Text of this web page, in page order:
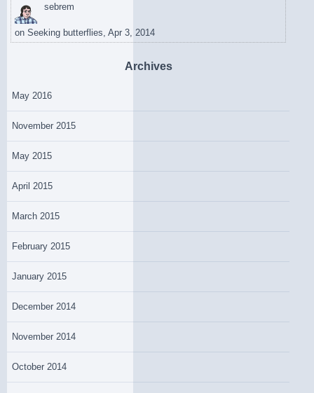
sebrem
on Seeking butterflies, Apr 3, 2014
Archives
May 2016
November 2015
May 2015
April 2015
March 2015
February 2015
January 2015
December 2014
November 2014
October 2014